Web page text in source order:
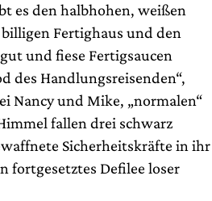
es den halbhohen, weißen
Fertighaus und den
und fiese Fertigsaucen
des Handlungsreisenden“,
Nancy und Mike, „normalen“
fallen drei schwarz
Sicherheitskräfte in ihr
fortgesetztes Defilee loser